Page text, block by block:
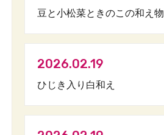
豆と小松菜ときのこの和え物
2026.02.19
ひじき入り白和え